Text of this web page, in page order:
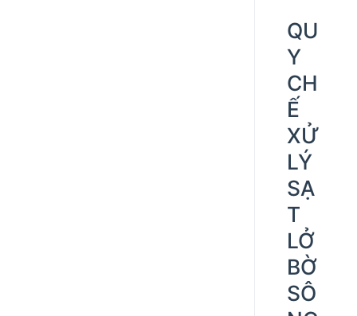
QU
Y
CH
Ế
XỬ
LÝ
SẠ
T
LỞ
BỜ
SÔ